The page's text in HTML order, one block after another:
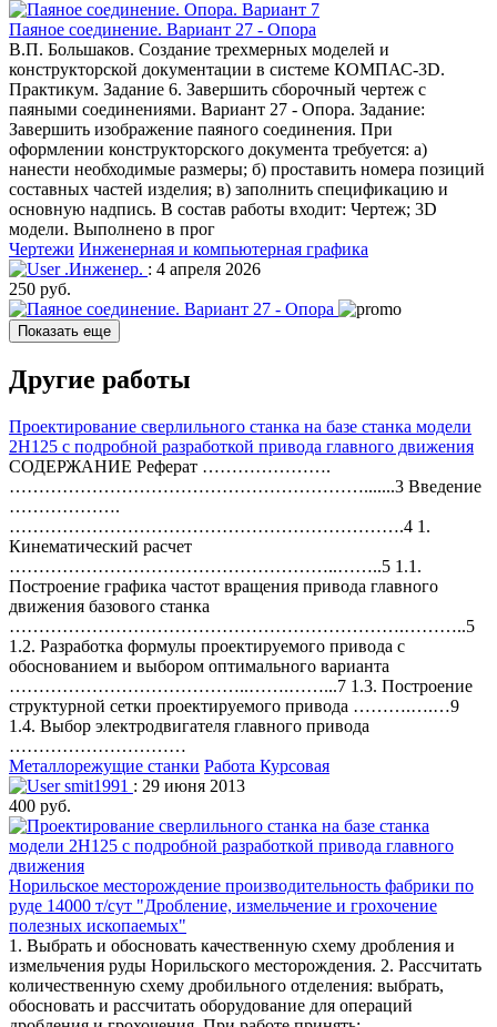
Паяное соединение. Вариант 27 - Опора
В.П. Большаков. Создание трехмерных моделей и
конструкторской документации в системе КОМПАС-3D.
Практикум. Задание 6. Завершить сборочный чертеж с
паяными соединениями. Вариант 27 - Опора. Задание:
Завершить изображение паяного соединения. При
оформлении конструкторского документа требуется: а)
нанести необходимые размеры; б) проставить номера позиций
составных частей изделия; в) заполнить спецификацию и
основную надпись. В состав работы входит: Чертеж; 3D
модели. Выполнено в прог
Чертежи Инженерная и компьютерная графика
.Инженер. : 4 апреля 2026
250 руб.
Показать еще
Другие работы
Проектирование сверлильного станка на базе станка модели
2Н125 с подробной разработкой привода главного движения
СОДЕРЖАНИЕ Реферат ………………….
…………………………………………………….......3 Введение
……………….
………………………………………………………….4 1.
Кинематический расчет
………………………………………………..……..5 1.1.
Построение графика частот вращения привода главного
движения базового станка
………………………………………………………….………..5
1.2. Разработка формулы проектируемого привода с
обоснованием и выбором оптимального варианта
…………………………………..…….……...7 1.3. Построение
структурной сетки проектируемого привода ……….….…9
1.4. Выбор электродвигателя главного привода
…………………………
Металлорежущие станки Работа Курсовая
smit1991 : 29 июня 2013
400 руб.
Норильское месторождение производительность фабрики по
руде 14000 т/сут "Дробление, измельчение и грохочение
полезных ископаемых"
1. Выбрать и обосновать качественную схему дробления и
измельчения руды Норильского месторождения. 2. Рассчитать
количественную схему дробильного отделения: выбрать,
обосновать и рассчитать оборудование для операций